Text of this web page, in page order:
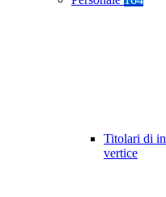
Titolari di
vertice